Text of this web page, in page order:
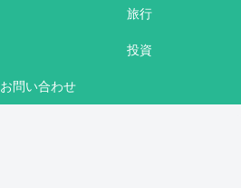
旅行
投資
お問い合わせ